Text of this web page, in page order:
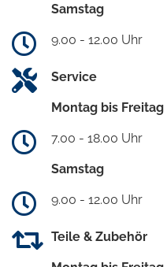
Samstag
9.00 - 12.00 Uhr
Service
Montag bis Freitag
7.00 - 18.00 Uhr
Samstag
9.00 - 12.00 Uhr
Teile & Zubehör